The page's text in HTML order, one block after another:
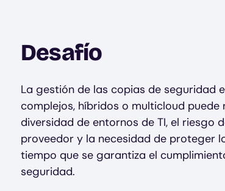
Desafío
La gestión de las copias de seguridad
complejos, híbridos o multicloud
diversidad de entornos de TI, el riesgo
proveedor y la necesidad de proteger
tiempo que se garantiza el
seguridad.